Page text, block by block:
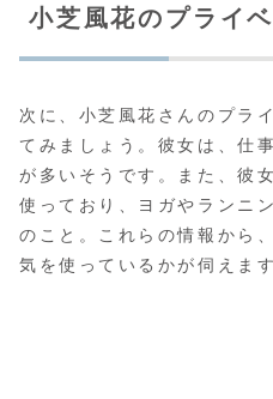
小芝風花のプライ
次に、小芝風花さんのプラ
てみましょう。彼女は、仕
が多いそうです。また、彼
使っており、ヨガやランニ
のこと。これらの情報から
気を使っているかが伺えます